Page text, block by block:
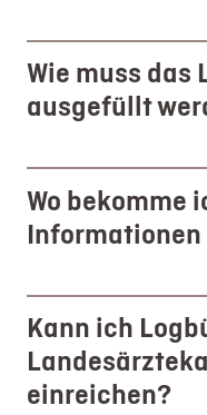
Wie muss das
ausgefüllt
Wo bekomme
Kann ich
einreichen?